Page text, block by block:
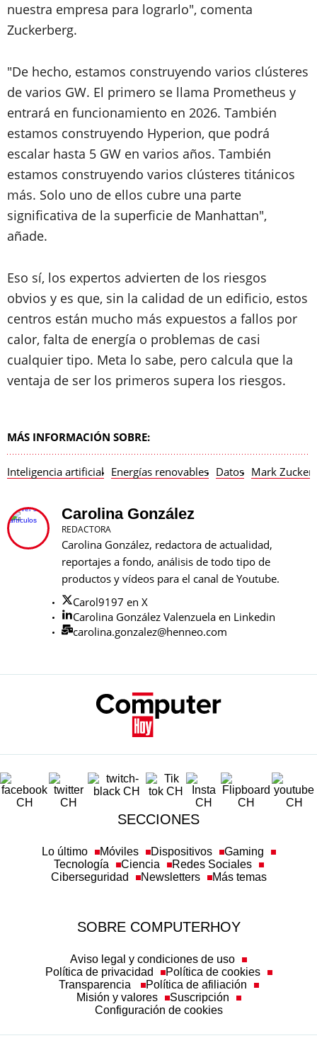
nuestra empresa para lograrlo", comenta
Zuckerberg.
"De hecho, estamos construyendo varios clústeres
de varios GW. El primero se llama Prometheus y
entrará en funcionamiento en 2026. También
estamos construyendo Hyperion, que podrá
escalar hasta 5 GW en varios años. También
estamos construyendo varios clústeres titánicos
más. Solo uno de ellos cubre una parte
significativa de la superficie de Manhattan",
añade.
Eso sí, los expertos advierten de los riesgos
obvios y es que, sin la calidad de un edificio, estos
centros están mucho más expuestos a fallos por
calor, falta de energía o problemas de casi
cualquier tipo. Meta lo sabe, pero calcula que la
ventaja de ser los primeros supera los riesgos.
MÁS INFORMACIÓN SOBRE:
Inteligencia artificial Energías renovables Datos Mark
Carolina González
REDACTORA
Carolina González, redactora de actualidad,
reportajes a fondo, análisis de todo tipo de
productos y vídeos para el canal de Youtube.
Carol9197 en X
Carolina González Valenzuela en Linkedin
carolina.gonzalez@henneo.com
SECCIONES
Móviles Dispositivos
Aviso legal y condiciones de uso
Misión y valores
Suscripción
Configuración de cookies